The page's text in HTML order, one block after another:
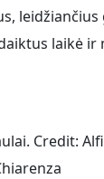
laikė ir
Credit: